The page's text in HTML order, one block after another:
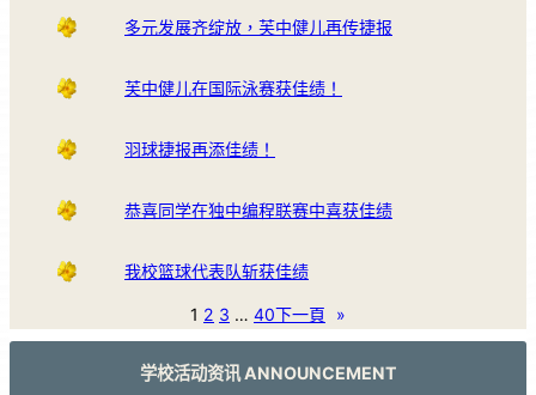
多元发展齐绽放，芙中健儿再传捷报
芙中健儿在国际泳赛获佳绩！
羽球捷报再添佳绩！
恭喜同学在独中编程联赛中喜获佳绩
我校篮球代表队斩获佳绩
1 2 3 … 40下一頁 »
学校活动资讯 ANNOUNCEMENT